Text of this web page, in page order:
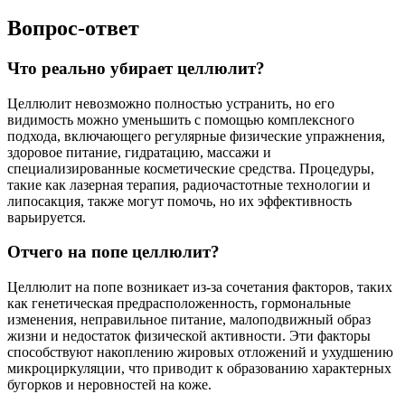
Вопрос-ответ
Что реально убирает целлюлит?
Целлюлит невозможно полностью устранить, но его
видимость можно уменьшить с помощью комплексного
подхода, включающего регулярные физические упражнения,
здоровое питание, гидратацию, массажи и
специализированные косметические средства. Процедуры,
такие как лазерная терапия, радиочастотные технологии и
липосакция, также могут помочь, но их эффективность
варьируется.
Отчего на попе целлюлит?
Целлюлит на попе возникает из-за сочетания факторов, таких
как генетическая предрасположенность, гормональные
изменения, неправильное питание, малоподвижный образ
жизни и недостаток физической активности. Эти факторы
способствуют накоплению жировых отложений и ухудшению
микроциркуляции, что приводит к образованию характерных
бугорков и неровностей на коже.